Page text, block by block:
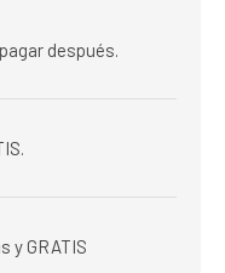
después.
y GRATIS